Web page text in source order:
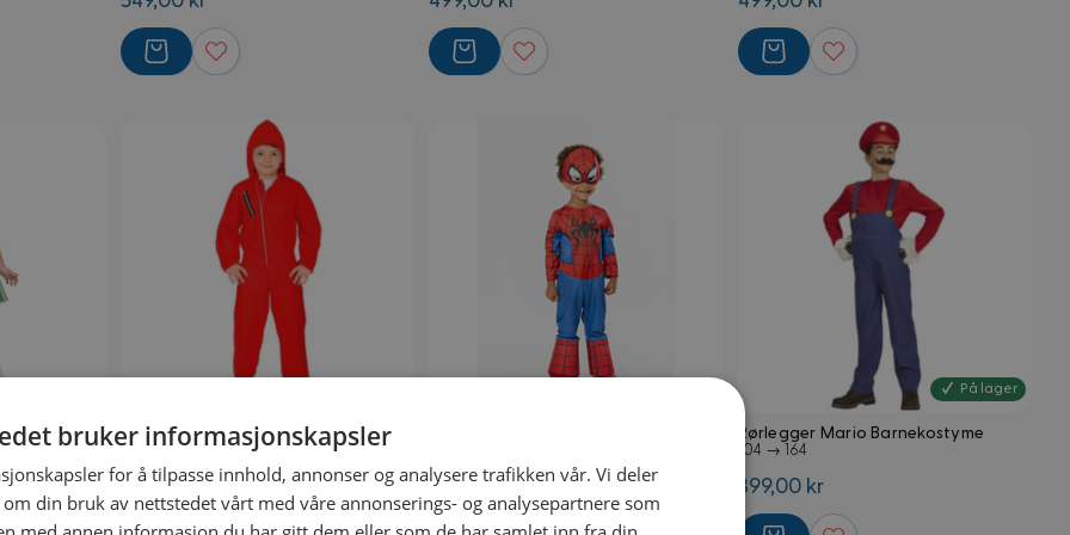
Rød Heldrakt Barnekostyme
128 → 164
349,00 kr 499,00 kr
På lager
Rørlegger Mario Barnekostyme
104 → 164
399,00 kr
bruker informasjonskapsler
for å tilpasse innhold, annonser og analysere trafikken vår. Vi deler
din bruk av nettstedet vårt med våre annonserings- og analysepartnere som